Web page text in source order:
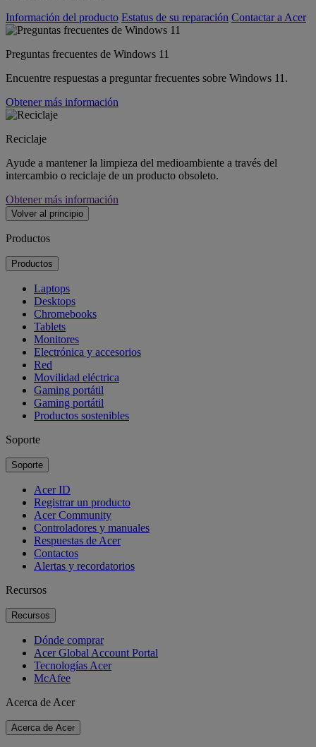
Información del producto Estatus de su reparación Contactar a Acer
Preguntas frecuentes de Windows 11
Encuentre respuestas a preguntar frecuentes sobre Windows 11.
Obtener más información
Reciclaje
Ayude a mantener la limpieza del medioambiente a través del
intercambio o reciclaje de un producto obsoleto.
Obtener más información
Volver al principio
Productos
Productos
Laptops
Desktops
Chromebooks
Tablets
Monitores
Electrónica y accesorios
Red
Movilidad eléctrica
Gaming portátil
Gaming portátil
Productos sostenibles
Soporte
Soporte
Acer ID
Registrar un producto
Acer Community
Controladores y manuales
Respuestas de Acer
Contactos
Alertas y recordatorios
Recursos
Recursos
Dónde comprar
Acer Global Account Portal
Tecnologías Acer
McAfee
Acerca de Acer
Acerca de Acer